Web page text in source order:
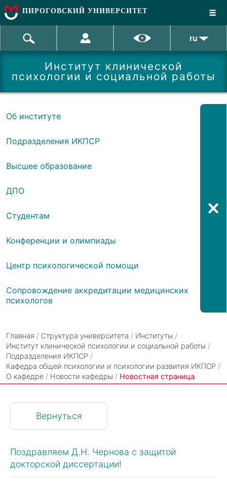
ПИРОГОВСКИЙ УНИВЕРСИТЕТ
ru
Институт клинической
психологии и социальной работы
Об институте
Подразделения ИКПСР
Высшее образование
ДПО
Студентам
Конференции и олимпиады
Центр психологической помощи
Сопровождение аккредитации медицинских
психологов
Главная / Структура университета / Институты /
Институт клинической психологии и социальной работы /
Подразделения ИКПСР /
Кафедра общей психологии и психологии развития ИКПСР /
О кафедре / Новости кафедры / Новостная страница
Поздравляем Д.Н. Чернова с защитой
докторской диссертации!
Вернуться